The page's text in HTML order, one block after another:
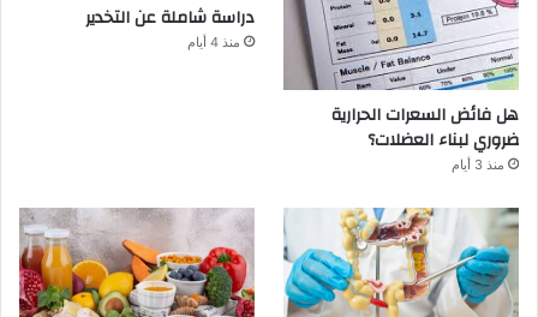
هل فائض السعرات الحرارية
ضروري لبناء العضلات؟
منذ 3 أيام
دراسة شاملة عن التخدير
منذ 4 أيام